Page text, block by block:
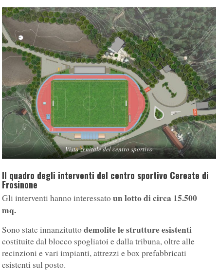
Vista zenitale del centro sportivo
Il quadro degli interventi del centro sportivo Cereate di
Frosinone
Gli interventi hanno interessatoun lotto di circa 15.500
mq.
Sono state innanzituttodemolite le strutture esistenti
costituite dal blocco spogliatoi e dalla tribuna, oltre alle
recinzioni e vari impianti, attrezzi e box prefabbricati
esistenti sul posto.